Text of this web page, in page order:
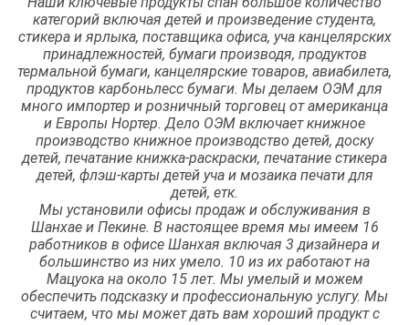
категорий включая детей и произведение студента,
стикера и ярлыка, поставщика офиса, уча канцелярских
принадлежностей, бумаги производя, продуктов
термальной бумаги, канцелярские товаров, авиабилета,
продуктов карбоньлесс бумаги. Мы делаем ОЭМ для
много импортер и розничный торговец от американца
и Европы Нортер. Дело ОЭМ включает книжное
производство книжное производство детей, доску
детей, печатание книжка-раскраски, печатание стикера
детей, флэш-карты детей уча и мозаика печати для
детей, етк.
Мы установили офисы продаж и обслуживания в
Шанхае и Пекине. В настоящее время мы имеем 16
работников в офисе Шанхая включая 3 дизайнера и
большинство из них умело. 10 из их работают на
Мацуока на около 15 лет. Мы умелый и можем
обеспечить подсказку и профессиональную услугу. Мы
считаем, что мы может дать вам хороший продукт с